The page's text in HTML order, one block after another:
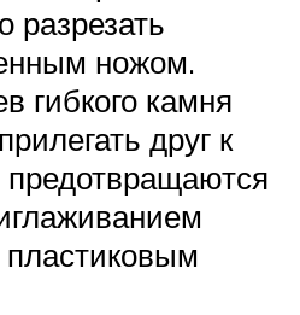
разрезать
ножом.
гибкого камня
друг к